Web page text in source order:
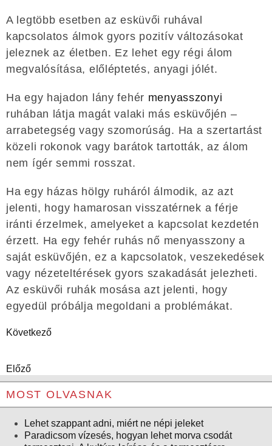
A legtöbb esetben az esküvői ruhával
kapcsolatos álmok gyors pozitív változásokat
jeleznek az életben. Ez lehet egy régi álom
megvalósítása, előléptetés, anyagi jólét.
Ha egy hajadon lány fehér menyasszonyi
ruhában látja magát valaki más esküvőjén –
arrabetegség vagy szomorúság. Ha a szertartást
közeli rokonok vagy barátok tartották, az álom
nem ígér semmi rosszat.
Ha egy házas hölgy ruháról álmodik, az azt
jelenti, hogy hamarosan visszatérnek a férje
iránti érzelmek, amelyeket a kapcsolat kezdetén
érzett. Ha egy fehér ruhás nő menyasszony a
saját esküvőjén, ez a kapcsolatok, veszekedések
vagy nézeteltérések gyors szakadását jelezheti.
Az esküvői ruhák mosása azt jelenti, hogy
egyedül próbálja megoldani a problémákat.
Következő
Előző
MOST OLVASNAK
Lehet szappant adni, miért ne népi jeleket
Paradicsom vízesés, hogyan lehet morva csodát